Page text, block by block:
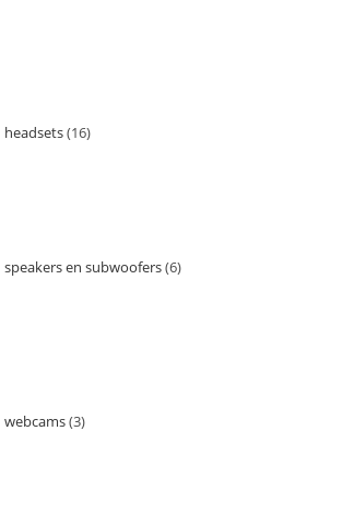
headsets 16
speakers en subwoofers 6
webcams 3